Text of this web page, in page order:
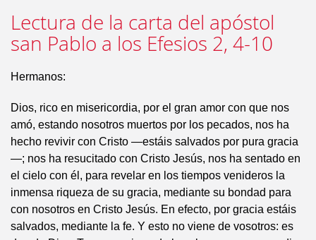
Lectura de la carta del apóstol
san Pablo a los Efesios 2, 4-10
Hermanos:
Dios, rico en misericordia, por el gran amor con que nos
amó, estando nosotros muertos por los pecados, nos ha
hecho revivir con Cristo —estáis salvados por pura gracia
—; nos ha resucitado con Cristo Jesús, nos ha sentado en
el cielo con él, para revelar en los tiempos venideros la
inmensa riqueza de su gracia, mediante su bondad para
con nosotros en Cristo Jesús. En efecto, por gracia estáis
salvados, mediante la fe. Y esto no viene de vosotros: es